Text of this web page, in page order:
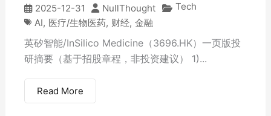
2025-12-31 NullThought
Tech
AI, 医疗/生物医药, 财经, 金融
英矽智能/InSilico Medicine（3696.HK）一页版投
研摘要（基于招股章程，非投资建议） 1)...
Read More